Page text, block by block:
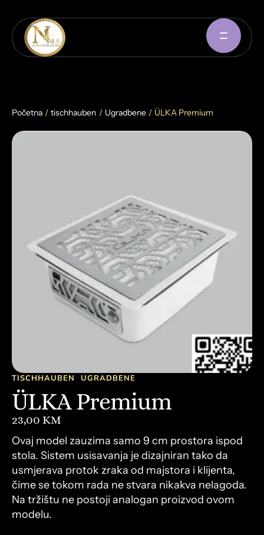
Početna / tischhauben / Ugradbene / ÜLKA Premium
TISCHHAUBEN UGRADBENE
ÜLKA Premium
23,00 KM
Ovaj model zauzima samo 9 cm prostora ispod
stola. Sistem usisavanja je dizajniran tako da
usmjerava protok zraka od majstora i klijenta,
čime se tokom rada ne stvara nikakva nelagoda.
Na tržištu ne postoji analogan proizvod ovom
modelu.